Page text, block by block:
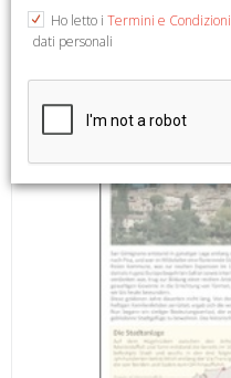
Ho letto i Termini e Condizioni
dati personali